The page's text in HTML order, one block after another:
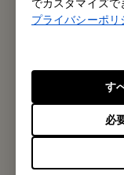
でカスタマイズで
プライバシーポリ
必
す
製品情報や活
ベンキュー ジャパ